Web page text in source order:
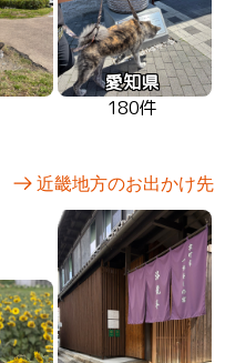
愛知県
180件
近畿地方のお出かけ先